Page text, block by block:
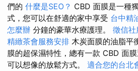
們的 什麼是SEO？ CBD 面膜是一種
式，您可以在舒適的家中享受 台中精
怎麼辦 分鐘的豪華水療護理。 徵信
精緻茶會服務安排 木炭面膜的油脂平
膜的超保濕特性，總有一款 CBD 面
可以想像的放鬆方式。 適合您的台北